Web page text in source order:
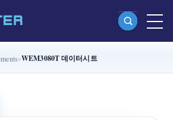
에너지 계량기 (WEM3080)
Fi 에너지 계량기 (WEM2067)
WEM3080T 데이터시트